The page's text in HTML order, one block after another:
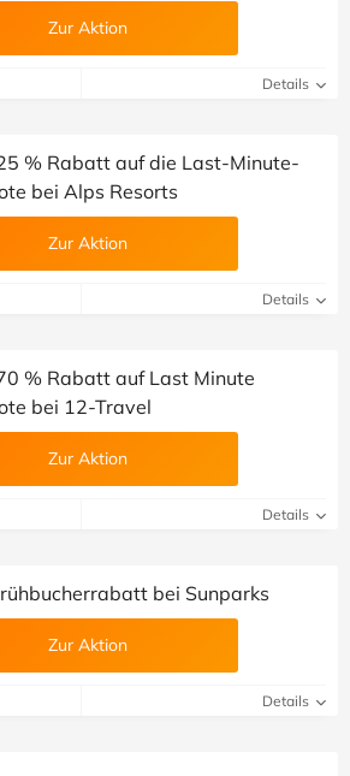
Zur Aktion
Details
% Rabatt auf die Last-Minute-
bei Alps Resorts
Zur Aktion
Details
% Rabatt auf Last Minute
bei 12-Travel
Zur Aktion
Details
bei Sunparks
Zur Aktion
Details